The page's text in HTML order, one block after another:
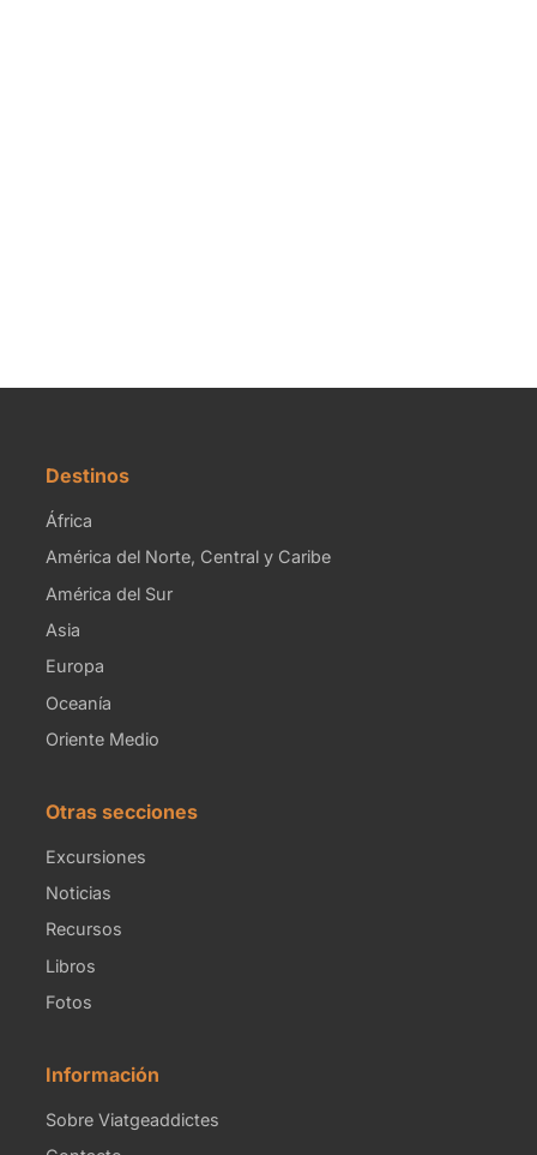
Destinos
África
América del Norte, Central y Caribe
América del Sur
Asia
Europa
Oceanía
Oriente Medio
Otras secciones
Excursiones
Noticias
Recursos
Libros
Fotos
Información
Sobre Viatgeaddictes